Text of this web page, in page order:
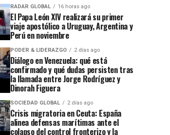
RADAR GLOBAL 16 horas ago
El Papa León XIV realizará su primer
viaje apostólico a Uruguay, Argentina y
Perú en noviembre
PODER & LIDERAZGO 2 días ago
Diálogo en Venezuela: qué está
confirmado y qué dudas persisten tras
la llamada entre Jorge Rodríguez y
Dinorah Figuera
SOCIEDAD GLOBAL 2 días ago
Crisis migratoria en Ceuta: España
alinea defensas marítimas ante el
colapso del control fronterizo y la